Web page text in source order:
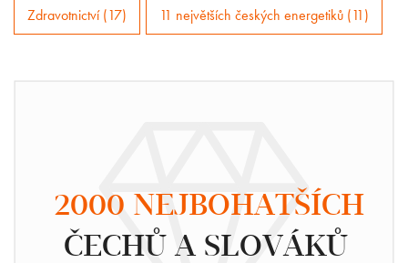
Zdravotnictví (17) 11 největších českých energetiků (11)
2000 NEJBOHATŠÍCH
ČECHŮ A SLOVÁKŮ